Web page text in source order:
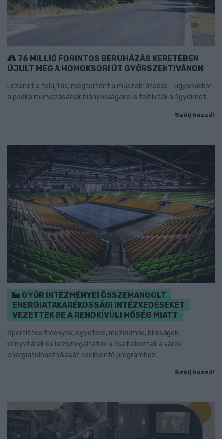
76 MILLIÓ FORINTOS BERUHÁZÁS KERETÉBEN
ÚJULT MEG A HOMOKSORI ÚT GYŐRSZENTIVÁNON
Lezárult a felújítás, megtörtént a műszaki átadás - ugyanakkor
a padka murvázásának hiányosságaira is felhívták a figyelmet.
Szólj hozzá!
GYŐR INTÉZMÉNYEI ÖSSZEHANGOLT
ENERGIATAKARÉKOSSÁGI INTÉZKEDÉSEKET
VEZETTEK BE A RENDKÍVÜLI HŐSÉG MIATT
Sportlétesítmények, egyetem, múzeumok, bíróságok,
könyvtárak és közszolgáltatók is csatlakoztak a város
energiafelhasználását csökkentő programhoz.
Szólj hozzá!